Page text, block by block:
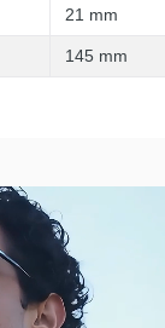
21 mm
145 mm